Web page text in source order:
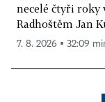
necelé čtyři roky
Radhoštěm Jan
7. 8. 2026 ▪ 32:09